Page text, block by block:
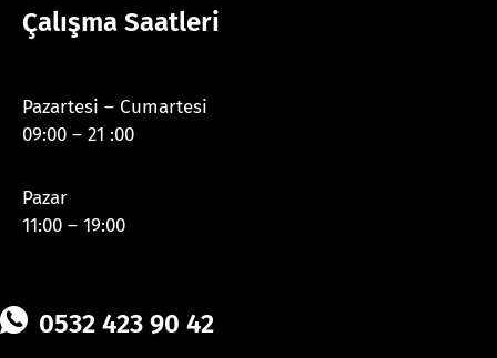
Çalışma Saatleri
Pazartesi – Cumartesi
09:00 – 21 :00
Pazar
11:00 – 19:00
0532 423 90 42